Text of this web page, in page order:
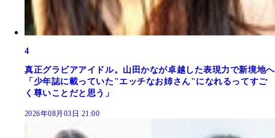
4
真正グラビアアイドル。山田かなが卓越した表現力で新境地へ
「少年誌に載っていた"エッチなお姉さん"になれるってすご
く尊いことだと思う」
2026年08月03日 21:00